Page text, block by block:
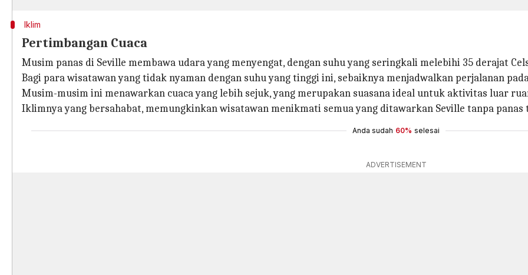
Iklim
Pertimbangan Cuaca
Musim panas di Seville membawa udara yang menyengat, dengan suhu yang seringkali melebihi 35 derajat
Bagi para wisatawan yang tidak nyaman dengan suhu yang tinggi ini, sebaiknya menjadwalkan perjalanan
Musim-musim ini menawarkan cuaca yang lebih sejuk, yang merupakan suasana ideal untuk aktivitas luar
Iklimnya yang bersahabat, memungkinkan wisatawan menikmati semua yang ditawarkan Seville tanpa panas
Anda sudah 60% selesai
ADVERTISEMENT